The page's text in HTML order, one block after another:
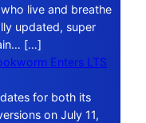
live and breathe
updated, super
[…]
Enters LTS
for both its
on July 11,